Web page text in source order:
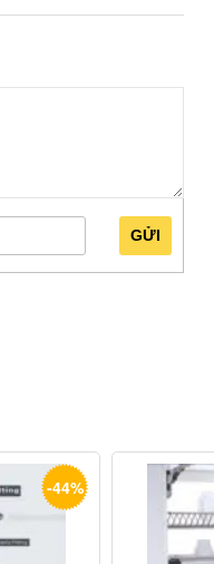
GỬI
-44%